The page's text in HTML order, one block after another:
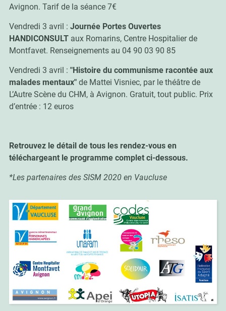
Avignon. Tarif de la séance 7€
Vendredi 3 avril : Journée Portes Ouvertes
HANDICONSULTaux Romarins, Centre Hospitalier de
Montfavet. Renseignements au 04 90 03 90 85
Vendredi 3 avril : "Histoire du communisme racontée aux
malades mentaux"de Mattei Visniec, par le théâtre de
L’Autre Scène du CHM, à Avignon. Gratuit, tout public. Prix
d’entrée : 12 euros
Retrouvez le détail de tous les rendez-vous en
téléchargeant le programme complet ci-dessous.
*Les partenaires des SISM 2020 en Vaucluse